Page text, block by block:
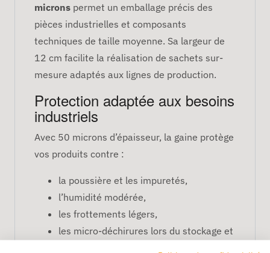
microns permet un emballage précis des
pièces industrielles et composants
techniques de taille moyenne. Sa largeur de
12 cm facilite la réalisation de sachets sur-
mesure adaptés aux lignes de production.
Protection adaptée aux besoins
industriels
Avec 50 microns d’épaisseur, la gaine protège
vos produits contre :
la poussière et les impuretés,
l’humidité modérée,
les frottements légers,
les micro-déchirures lors du stockage et